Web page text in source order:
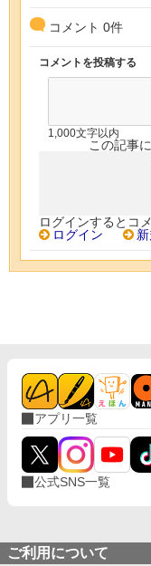
コメント 0件
コメントを投稿する
1,000文字以内
この記事
ログインするとコ
ログイン
アプリ一覧
公式SNS一覧
ご利用について